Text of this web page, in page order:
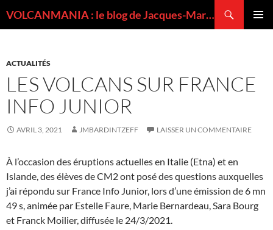
VOLCANMANIA : le blog de Jacques-Marie BARDINTZEFF, volcanologue
ACTUALITÉS
LES VOLCANS SUR FRANCE
INFO JUNIOR
AVRIL 3, 2021 JMBARDINTZEFF LAISSER UN COMMENTAIRE
À l’occasion des éruptions actuelles en Italie (Etna) et en
Islande, des élèves de CM2 ont posé des questions auxquelles
j’ai répondu sur France Info Junior, lors d’une émission de 6 mn
49 s, animée par Estelle Faure, Marie Bernardeau, Sara Bourg
et Franck Moilier, diffusée le 24/3/2021.